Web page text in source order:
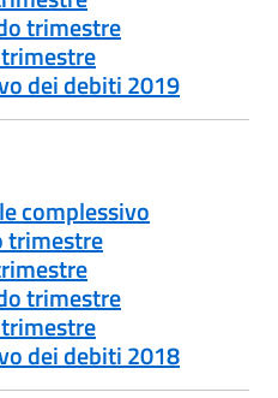
trimestre
dei debiti 2019
complessivo
trimestre
trimestre
dei debiti 2018